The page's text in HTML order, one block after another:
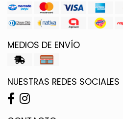
MEDIOS DE ENVÍO
NUESTRAS REDES SOCIALES